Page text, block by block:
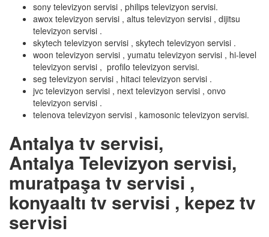
sony televizyon servisi , philips televizyon servisi.
awox televizyon servisi , altus televizyon servisi , dijitsu
televizyon servisi .
skytech televizyon servisi , skytech televizyon servisi .
woon televizyon servisi , yumatu televizyon servisi , hi-level
televizyon servisi , profilo televizyon servisi.
seg televizyon servisi , hitaci televizyon servisi .
jvc televizyon servisi , next televizyon servisi , onvo
televizyon servisi .
telenova televizyon servisi , kamosonic televizyon servisi.
Antalya tv servisi,
Antalya Televizyon servisi,
muratpaşa tv servisi ,
konyaaltı tv servisi , kepez tv
servisi